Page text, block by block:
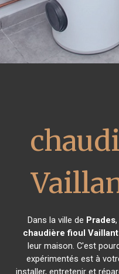
Dans la ville de Prades
chaudière fioul Vaillant
leur maison. C'est
expérimentés est à
installer, entretenir et